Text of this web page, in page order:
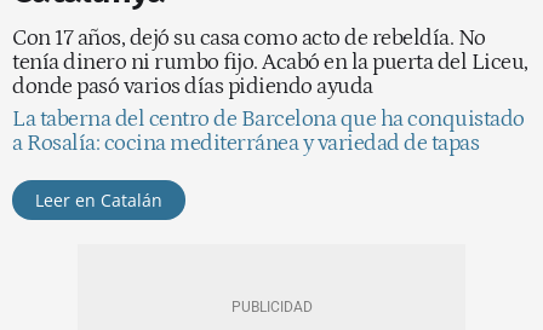
Con 17 años, dejó su casa como acto de rebeldía. No
tenía dinero ni rumbo fijo. Acabó en la puerta del Liceu,
donde pasó varios días pidiendo ayuda
La taberna del centro de Barcelona que ha conquistado
a Rosalía: cocina mediterránea y variedad de tapas
Leer en Catalán